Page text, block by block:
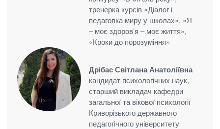
тренерка курсів «Діалог і
педагогіка миру у школах», «Я
– моє здоров’я – моє життя»,
«Кроки до порозуміння»
Дрібас Світлана Анатоліївна
кандидат психологічних наук,
старший викладач кафедри
загальної та вікової психології
Криворізького державного
педагогічного університету